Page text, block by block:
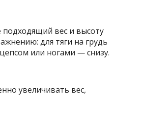
подходящий вес и высоту
для тяги на грудь
или ногами — снизу.
увеличивать вес,